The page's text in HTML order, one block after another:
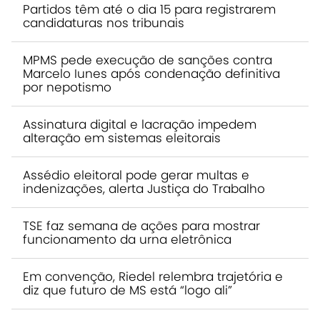
Partidos têm até o dia 15 para registrarem
candidaturas nos tribunais
MPMS pede execução de sanções contra
Marcelo Iunes após condenação definitiva
por nepotismo
Assinatura digital e lacração impedem
alteração em sistemas eleitorais
Assédio eleitoral pode gerar multas e
indenizações, alerta Justiça do Trabalho
TSE faz semana de ações para mostrar
funcionamento da urna eletrônica
Em convenção, Riedel relembra trajetória e
diz que futuro de MS está “logo ali”